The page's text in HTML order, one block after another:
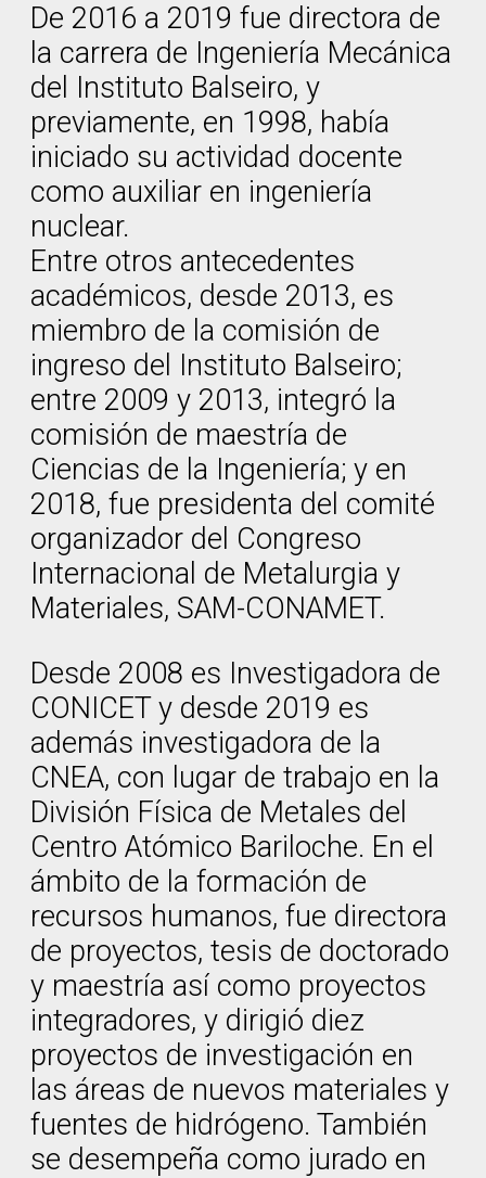
De 2016 a 2019 fue directora de
la carrera de Ingeniería Mecánica
del Instituto Balseiro, y
previamente, en 1998, había
iniciado su actividad docente
como auxiliar en ingeniería
nuclear.
Entre otros antecedentes
académicos, desde 2013, es
miembro de la comisión de
ingreso del Instituto Balseiro;
entre 2009 y 2013, integró la
comisión de maestría de
Ciencias de la Ingeniería; y en
2018, fue presidenta del comité
organizador del Congreso
Internacional de Metalurgia y
Materiales, SAM-CONAMET.
Desde 2008 es Investigadora de
CONICET y desde 2019 es
además investigadora de la
CNEA, con lugar de trabajo en la
División Física de Metales del
Centro Atómico Bariloche. En el
ámbito de la formación de
recursos humanos, fue directora
de proyectos, tesis de doctorado
y maestría así como proyectos
integradores, y dirigió diez
proyectos de investigación en
las áreas de nuevos materiales y
fuentes de hidrógeno. También
se desempeña como jurado en